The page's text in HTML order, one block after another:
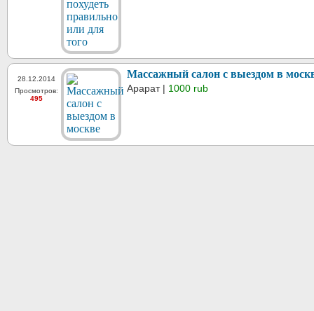
28.12.2014
Просмотров:
495
Массажный салон с выездом в
Арарат | 1000 rub